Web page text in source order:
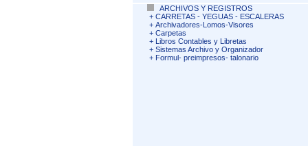
ARCHIVOS Y REGISTROS
+ CARRETAS - YEGUAS - ESCALERAS
+ Archivadores-Lomos-Visores
+ Carpetas
+ Libros Contables y Libretas
+ Sistemas Archivo y Organizador
+ Formul- preimpresos- talonario